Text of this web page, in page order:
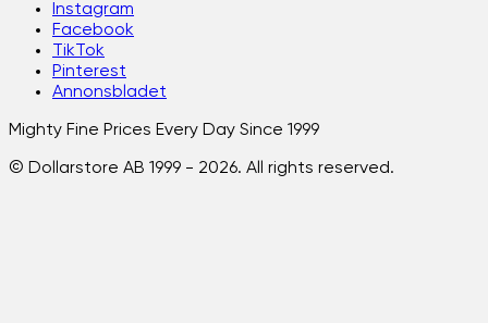
Instagram
Facebook
TikTok
Pinterest
Annonsbladet
Mighty Fine Prices Every Day Since 1999
© Dollarstore AB 1999 - 2026. All rights reserved.